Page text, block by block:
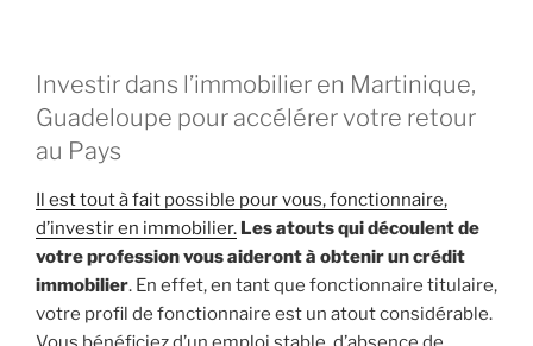
Investir dans l’immobilier en Martinique,
Guadeloupe pour accélérer votre retour
au Pays
Il est tout à fait possible pour vous, fonctionnaire,
d’investir en immobilier. Les atouts qui découlent de
votre profession vous aideront à obtenir un crédit
immobilier. En effet, en tant que fonctionnaire titulaire,
votre profil de fonctionnaire est un atout considérable.